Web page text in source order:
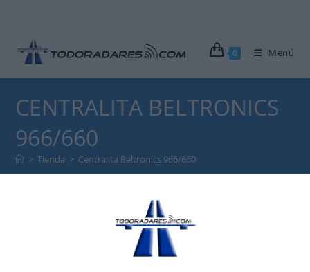
0 Menú
CENTRALITA BELTRONICS
966/660
> Tienda > Centralita Beltronics 966/660
Centralita Beltronics 966/660